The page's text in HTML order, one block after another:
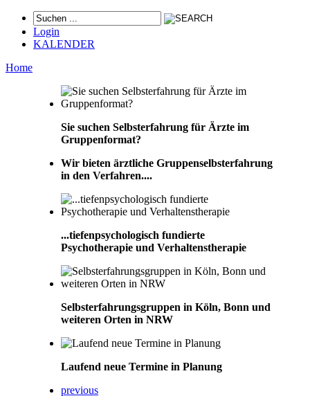
Login
KALENDER
Home
Sie suchen Selbsterfahrung für Ärzte im
Gruppenformat?
Wir bieten ärztliche Gruppenselbsterfahrung
in den Verfahren....
...tiefenpsychologisch fundierte
Psychotherapie und Verhaltenstherapie
Selbsterfahrungsgruppen in Köln, Bonn und
weiteren Orten in NRW
Laufend neue Termine in Planung
previous